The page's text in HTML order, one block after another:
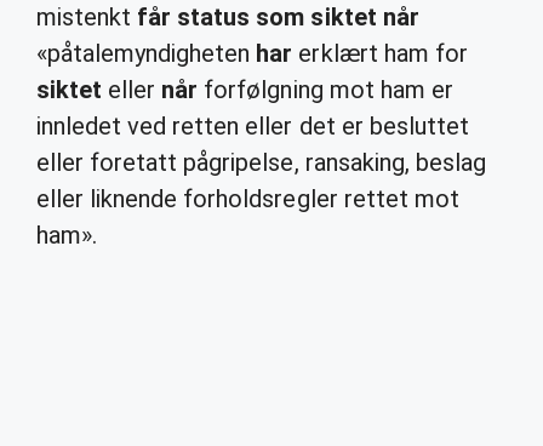
mistenkt får status som siktet når
«påtalemyndigheten har erklært ham for
siktet eller når forfølgning mot ham er
innledet ved retten eller det er besluttet
eller foretatt pågripelse, ransaking, beslag
eller liknende forholdsregler rettet mot
ham».